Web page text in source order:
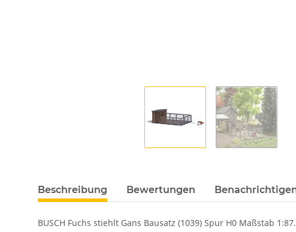
Beschreibung Bewertungen
BUSCH Fuchs stiehlt Gans Bausatz (1039) Spur H0 Maßstab